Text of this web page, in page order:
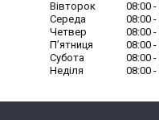
Вівторок
08:00
Середа
08:00
Четвер
08:00
Пʼятниця
08:00
Субота
08:00
Неділя
08:00